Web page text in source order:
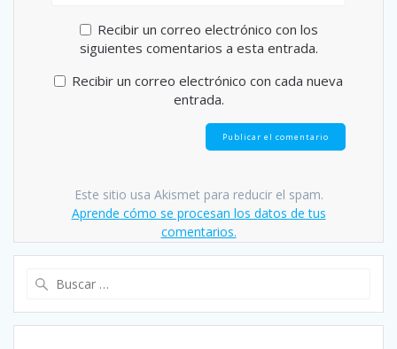
Recibir un correo electrónico con los
siguientes comentarios a esta entrada.
Recibir un correo electrónico con cada nueva
entrada.
Este sitio usa Akismet para reducir el spam.
Aprende cómo se procesan los datos de tus
comentarios.